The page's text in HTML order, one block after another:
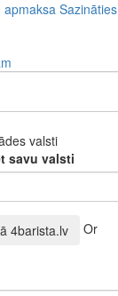
apmaksa Sazināties
valsti
savu valsti
4barista.lv Or